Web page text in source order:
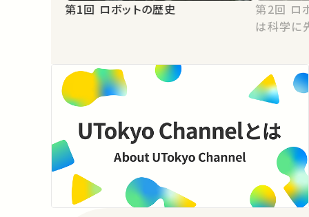
第1回 ロボットの歴史
第2回 ロボットとSF：文学的想像力
は科学に